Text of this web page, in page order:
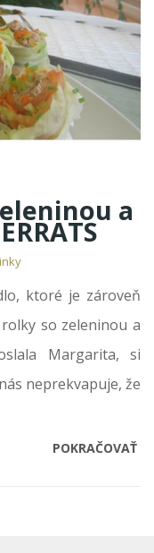
a
ktoré je zároveň
so zeleninou a
Margarita, si
neprekvapuje, že
POKRAČOVAŤ